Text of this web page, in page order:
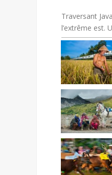
Traversant
l’extrême est.